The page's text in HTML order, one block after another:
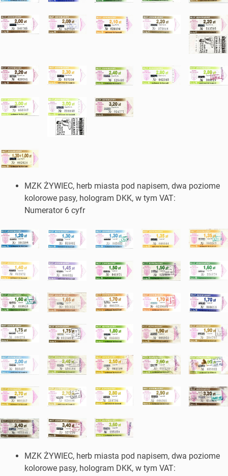
MZK ŻYWIEC, herb miasta pod napisem, dwa poziome
kolorowe pasy, hologram DKK, w tym VAT:
Numerator 6 cyfr
MZK ŻYWIEC, herb miasta pod napisem, dwa poziome
kolorowe pasy, hologram DKK, w tym VAT: